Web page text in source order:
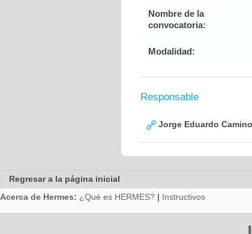
Nombre de la
convocatoria:
Modalidad:
Responsable
Jorge Eduardo
Regresar a la página inicial
Acerca de Hermes: ¿Qué es HERMES? | Instructivos